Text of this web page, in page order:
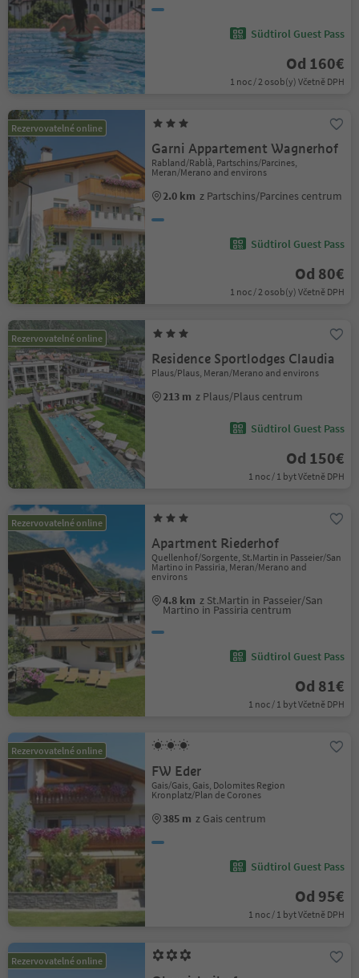
Südtirol Guest Pass
Od 160€
1 noc / 2 osob(y) Včetně DPH
Rezervovatelné online
Garni Appartement Wagnerhof
Rabland/Rablà, Partschins/Parcines,
Meran/Merano and environs
2.0 km z Partschins/Parcines centrum
Südtirol Guest Pass
Od 80€
1 noc / 2 osob(y) Včetně DPH
Rezervovatelné online
Residence Sportlodges Claudia
Plaus/Plaus, Meran/Merano and environs
213 m z Plaus/Plaus centrum
Südtirol Guest Pass
Od 150€
1 noc / 1 byt Včetně DPH
Rezervovatelné online
Apartment Riederhof
Quellenhof/Sorgente, St.Martin in Passeier/San
Martino in Passiria, Meran/Merano and
environs
4.8 km z St.Martin in Passeier/San
Martino in Passiria centrum
Südtirol Guest Pass
Od 81€
1 noc / 1 byt Včetně DPH
Rezervovatelné online
FW Eder
Gais/Gais, Gais, Dolomites Region
Kronplatz/Plan de Corones
385 m z Gais centrum
Südtirol Guest Pass
Od 95€
1 noc / 1 byt Včetně DPH
Rezervovatelné online